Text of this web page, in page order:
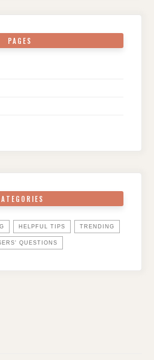
PAGES
HELPFUL TIPS TRENDING
QUESTIONS